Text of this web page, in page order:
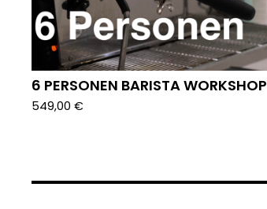
6 PERSONEN BARISTA WORKSHOP
549,00 €